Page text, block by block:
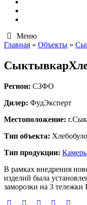
Меню
Главная » Объекты »
Регион: СЗФО
Дилер: ФудЭксперт
Местоположение:
Тип объекта:
Тип продукции:
В рамках внедрения
изделий была
заморозки на 3